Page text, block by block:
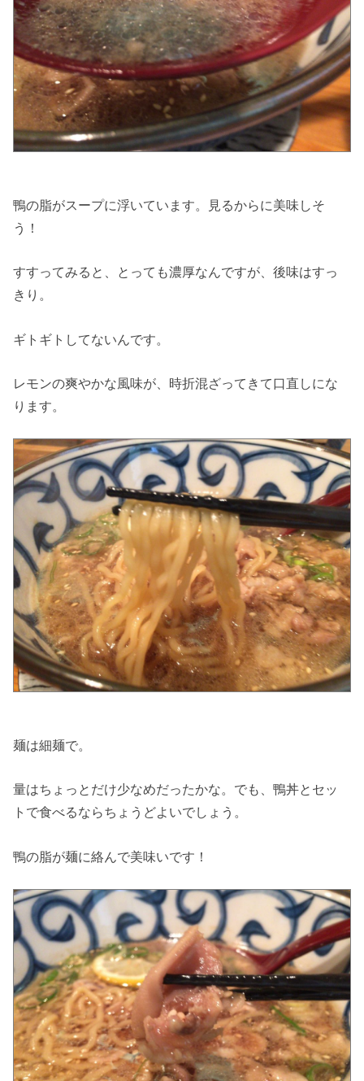
鴨の脂がスープに浮いています。見るからに美味しそ
う！
すすってみると、とっても濃厚なんですが、後味はすっ
きり。
ギトギトしてないんです。
レモンの爽やかな風味が、時折混ざってきて口直しにな
ります。
麺は細麺で。
量はちょっとだけ少なめだったかな。でも、鴨丼とセッ
トで食べるならちょうどよいでしょう。
鴨の脂が麺に絡んで美味いです！